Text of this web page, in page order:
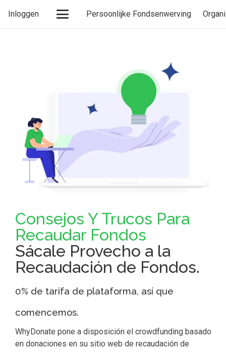
Inloggen Persoonlijke Fondsenwerving
Consejos Y Trucos Para
Recaudar Fondos
Sácale Provecho a la
Recaudación de Fondos.
0% de tarifa de plataforma, así que
comencemos.
WhyDonate pone a disposición el crowdfunding basado
en donaciones en su sitio web de recaudación de